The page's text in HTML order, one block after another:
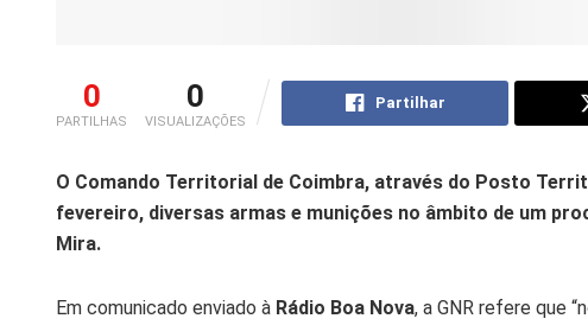
0
PARTILHAS
0
VISUALIZAÇÕES
Partilhar
O Comando Territorial de Coimbra, através do Posto
fevereiro, diversas armas e munições no âmbito de um
Mira.
Em comunicado enviado à Rádio Boa Nova, a GNR refere que